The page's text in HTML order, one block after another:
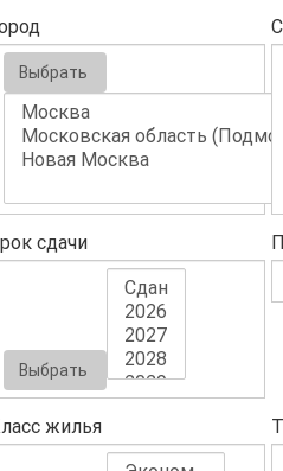
Выбрать
сдачи
Выбрать
жилья